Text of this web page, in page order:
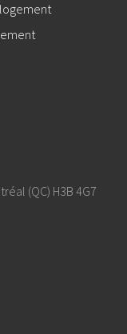
(QC) H3B 4G7